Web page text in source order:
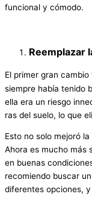
funcional y cómodo.
Reemplazar
El primer gran cambio
siempre había tenido
ella era un riesgo
ras del suelo, lo que
Esto no solo mejoró
Ahora es mucho más
en buenas
recomiendo buscar
diferentes opciones,